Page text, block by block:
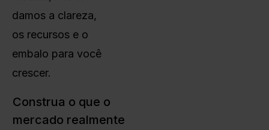
damos a clareza,
os recursos e o
embalo para você
crescer.
Construa o que o
mercado realmente